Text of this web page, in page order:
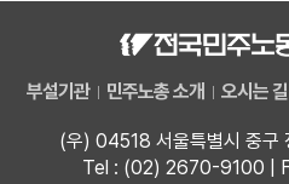
부설기관 민주노총 소개 오시는 길
(우) 04518 서울특별시 중구
Tel : (02) 2670-9100 |